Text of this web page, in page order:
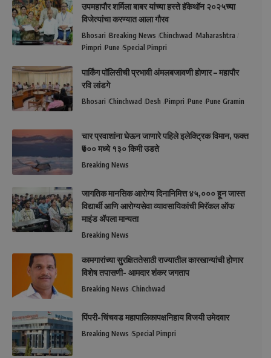
उपमहापौर शर्मिला बाबर यांच्या हस्ते हॅकेथॉन २०२५च्या
विजेत्यांचा करण्यात आला गौरव
Bhosari Breaking News Chinchwad Maharashtra
Pimpri Pune Special Pimpri
पार्किंग पॉलिसीची प्रभावी अंमलबजावणी होणार – महापौर
रवि लांडगे
Bhosari Chinchwad Desh Pimpri Pune Pune Gramin
चार प्रवाशांना घेऊन जाणारे पहिले इलेक्ट्रिक विमान, फक्त
₹७०० मध्ये १३० किमी उडते
Breaking News
जागतिक मानसिक आरोग्य दिनानिमित्त ४५,००० हून जास्त
विद्यार्थी आणि आरोग्यसेवा व्यावसायिकांची मिरॅकल ऑफ
माइंड ॲपला मान्यता
Breaking News
कामगारांच्या सुरक्षिततेसाठी राज्यातील कारखान्यांची होणार
विशेष तपासणी- आमदार शंकर जगताप
Breaking News Chinchwad
पिंपरी-चिंचवड महापालिकापक्षनिहाय विजयी उमेदवार
Breaking News Special Pimpri